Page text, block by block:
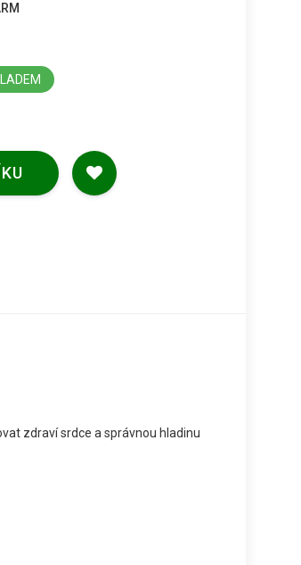
zdraví srdce a správnou hladinu